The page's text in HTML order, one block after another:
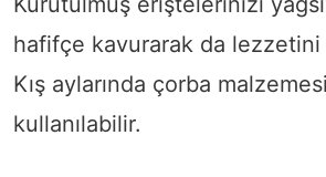
hafifçe kavurarak da lezzetini
Kış aylarında çorba
kullanılabilir.